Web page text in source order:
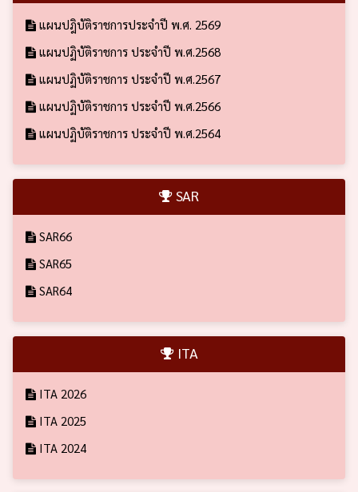
แผนปฎิบัติราชการประจำปี พ.ศ. 2569
แผนปฏิบัติราชการ ประจำปี พ.ศ.2568
แผนปฏิบัติราชการ ประจำปี พ.ศ.2567
แผนปฏิบัติราชการ ประจำปี พ.ศ.2566
แผนปฏิบัติราชการ ประจำปี พ.ศ.2564
SAR
SAR66
SAR65
SAR64
ITA
ITA 2026
ITA 2025
ITA 2024